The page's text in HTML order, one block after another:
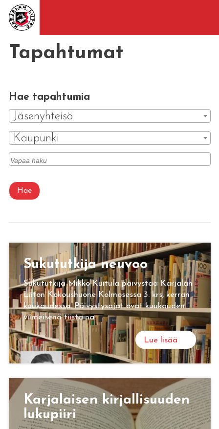
Tapahtumat
Hae tapahtumia
Jäsenyhteisö
Kaupunki
Hae
Su­ku­tut­ki­ja neu­voo
Sukututkija Mikko Kuitula päivystää Karjalan
Liiton Kokoushuone Kolmosessa 3. krs, kerran
kuukaudessa. Päivystysajat ovat kuukauden
viimeisenä tiistaina.
Lue lisää
Kar­ja­lai­sen kir­jal­li­suu­den
lu­ku­pii­ri